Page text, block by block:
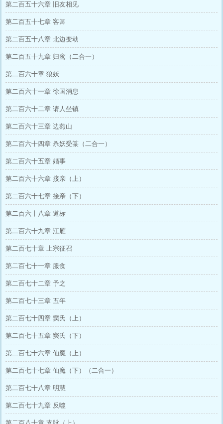
第二百五十六章 旧友相见
第二百五十七章 客卿
第二百五十八章 北边变动
第二百五十九章 归鸾（二合一）
第二百六十章 狼妖
第二百六十一章 徐国消息
第二百六十二章 请人坐镇
第二百六十三章 边燕山
第二百六十四章 杀妖受箓（二合一）
第二百六十五章 婚事
第二百六十六章 接亲（上）
第二百六十七章 接亲（下）
第二百六十八章 道标
第二百六十九章 江雁
第二百七十章 上宗征召
第二百七十一章 服食
第二百七十二章 予之
第二百七十三章 五年
第二百七十四章 窦氏（上）
第二百七十五章 窦氏（下）
第二百七十六章 仙魔（上）
第二百七十七章 仙魔（下）（二合一）
第二百七十八章 明慧
第二百七十九章 反噬